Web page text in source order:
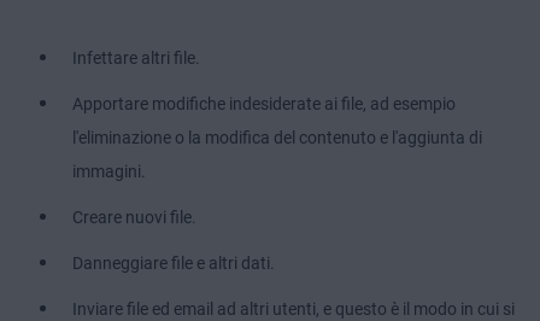
Infettare altri file.
Apportare modifiche indesiderate ai file, ad esempio
l'eliminazione o la modifica del contenuto e l'aggiunta di
immagini.
Creare nuovi file.
Danneggiare file e altri dati.
Inviare file ed email ad altri utenti, e questo è il modo in cui si